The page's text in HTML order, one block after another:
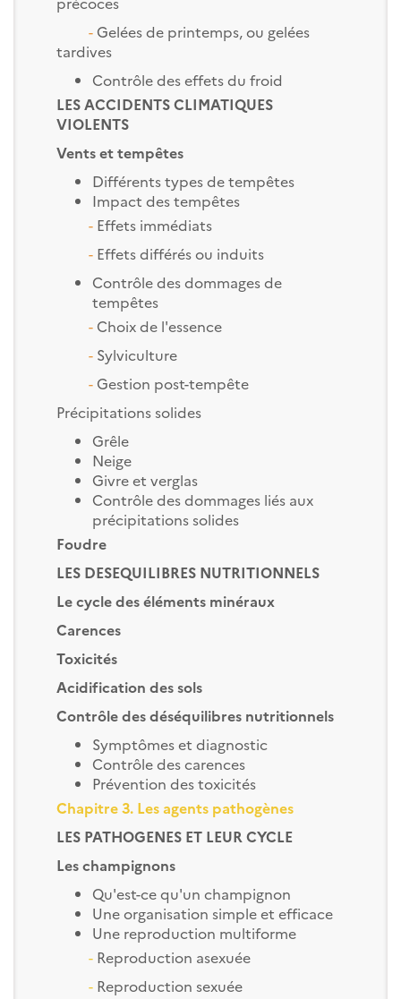
-Gelées de printemps, ou gelées
tardives
Contrôle des effets du froid
LES ACCIDENTS CLIMATIQUES
VIOLENTS
Vents et tempêtes
Différents types de tempêtes
Impact des tempêtes
- Effets immédiats
- Effets différés ou induits
Contrôle des dommages de
tempêtes
- Choix de l'essence
-Sylviculture
- Gestion post-tempête
Précipitations solides
Grêle
Neige
Givre et verglas
Contrôle des dommages liés aux
précipitations solides
Foudre
LES DESEQUILIBRES NUTRITIONNELS
Le cycle des éléments minéraux
Carences
Toxicités
Acidification des sols
Contrôle des déséquilibres nutritionnels
Symptômes et diagnostic
Contrôle des carences
Prévention des toxicités
Chapitre 3. Les agents pathogènes
LES PATHOGENES ET LEUR CYCLE
Les champignons
Qu'est-ce qu'un champignon
Une organisation simple et efficace
Une reproduction multiforme
- Reproduction asexuée
- Reproduction sexuée